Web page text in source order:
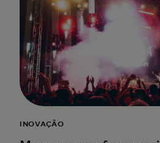
INOVAÇÃO